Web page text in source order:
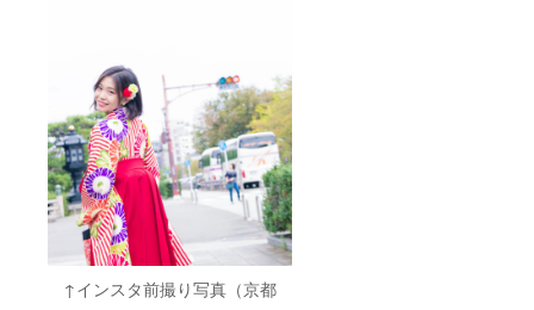
↑インスタ前撮り写真（京都